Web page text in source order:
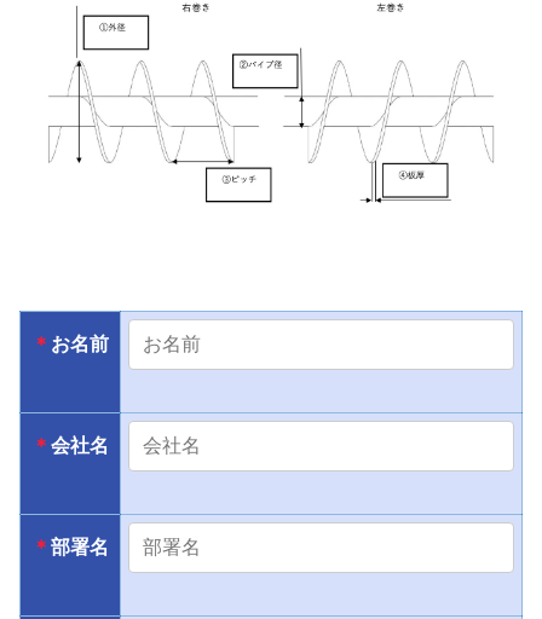
このフィールドは空のままにしてください。
＊ お名前
＊ 会社名
＊ 部署名